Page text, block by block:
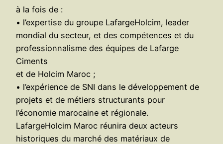
à la fois de :
• l’expertise du groupe LafargeHolcim, leader
mondial du secteur, et des compétences et du
professionnalisme des équipes de Lafarge
Ciments
et de Holcim Maroc ;
• l’expérience de SNI dans le développement de
projets et de métiers structurants pour
l’économie marocaine et régionale.
LafargeHolcim Maroc réunira deux acteurs
historiques du marché des matériaux de